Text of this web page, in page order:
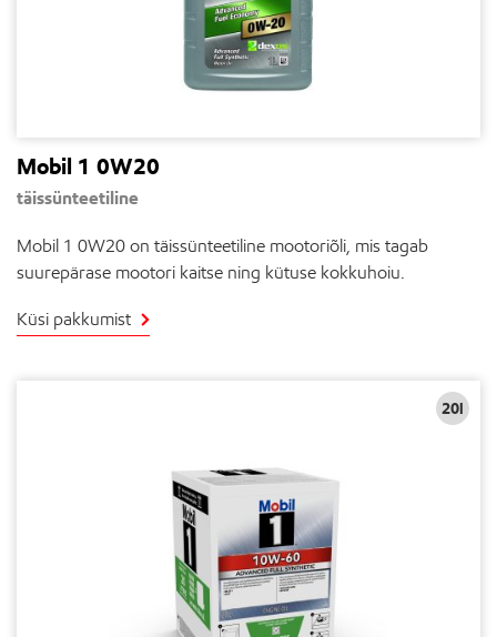
Mobil 1 0W20
täissünteetiline
Mobil 1 0W20 on täissünteetiline mootoriõli, mis tagab
suurepärase mootori kaitse ning kütuse kokkuhoiu.
Küsi pakkumist
20l